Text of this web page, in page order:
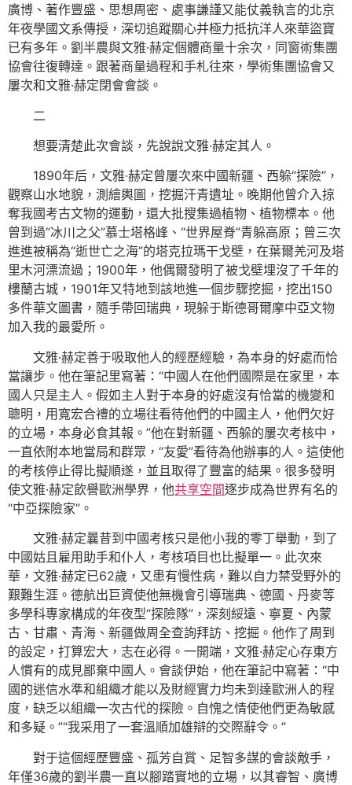
廣博、著作豐盛、思想周密、處事謙謹又能仗義執言的北京
年夜學國文系傳授，深切追蹤關心并極力抵抗洋人來華盜寶
已有多年。劉半農與文雅·赫定個體商量十余次，同窗術集團
協會往復轉達。跟著商量過程和手札往來，學術集團協會又
屢次和文雅·赫定閉會會談。
二
想要清楚此次會談，先說說文雅·赫定其人。
1890年后，文雅·赫定曾屢次來中國新疆、西躲“探險”，
觀察山水地貌，測繪輿圖，挖掘汗青遺址。晚期他曾介入掠
奪我國考古文物的運動，還大批搜集過植物、植物標本。他
曾到過“冰川之父”慕士塔格峰、“世界屋脊”青躲高原；曾三次
進進被稱為“逝世亡之海”的塔克拉瑪干戈壁，在葉爾羌河及塔
里木河漂流過；1900年，他偶爾發明了被戈壁埋沒了千年的
樓蘭古城，1901年又特地到該地進一個步驟挖掘，挖出150
多件華文圖書，隨手帶回瑞典，現躲于斯德哥爾摩中亞文物
加入我的最愛所。
文雅·赫定善于吸取他人的經歷經驗，為本身的好處而恰
當讓步。他在筆記里寫著：“中國人在他們國際是在家里，本
國人只是主人。假如主人對于本身的好處沒有恰當的機變和
聰明，用寬宏合禮的立場往看待他們的中國主人，他們欠好
的立場，本身必食其報。”他在對新疆、西躲的屢次考核中，
一直依附本地當局和群眾，“友愛”看待為他辦事的人。這使他
的考核停止得比擬順遂，並且取得了豐富的結果。很多發明
使文雅·赫定飲譽歐洲學界，他共享空間逐步成為世界有名的
“中亞探險家”。
文雅·赫定曩昔到中國考核只是他小我的零丁舉動，到了
中國姑且雇用助手和仆人，考核項目也比擬單一。此次來
華，文雅·赫定已62歲，又患有慢性病，難以自力禁受野外的
艱難生涯。德航出巨資使他無機會引導瑞典、德國、丹麥等
多學科專家構成的年夜型“探險隊”，深刻綏遠、寧夏、內蒙
古、甘肅、青海、新疆做周全查詢拜訪、挖掘。他作了周到
的設定，打算宏大，志在必得。一開端，文雅·赫定心存東方
人慣有的成見鄙棄中國人。會談伊始，他在筆記中寫著：“中
國的迷信水準和組織才能以及財經實力均未到達歐洲人的程
度，缺乏以組織一次古代的探險。自愧之情使他們更為敏感
和多疑。”“我采用了一套溫順加雄辯的交際辭令。”
對于這個經歷豐盛、孤芳自賞、足智多謀的會談敵手，
年僅36歲的劉半農一直以腳踏實地的立場，以其睿智、廣博